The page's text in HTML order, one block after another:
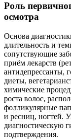
Роль
осмотра
Основа
длительность и
сопутствующие
приём лекарств
антидепрессанты,
диеты,
химические
роста волос,
фолликулярные
и ресниц, ногтей.
диагностическую
подтверждения.